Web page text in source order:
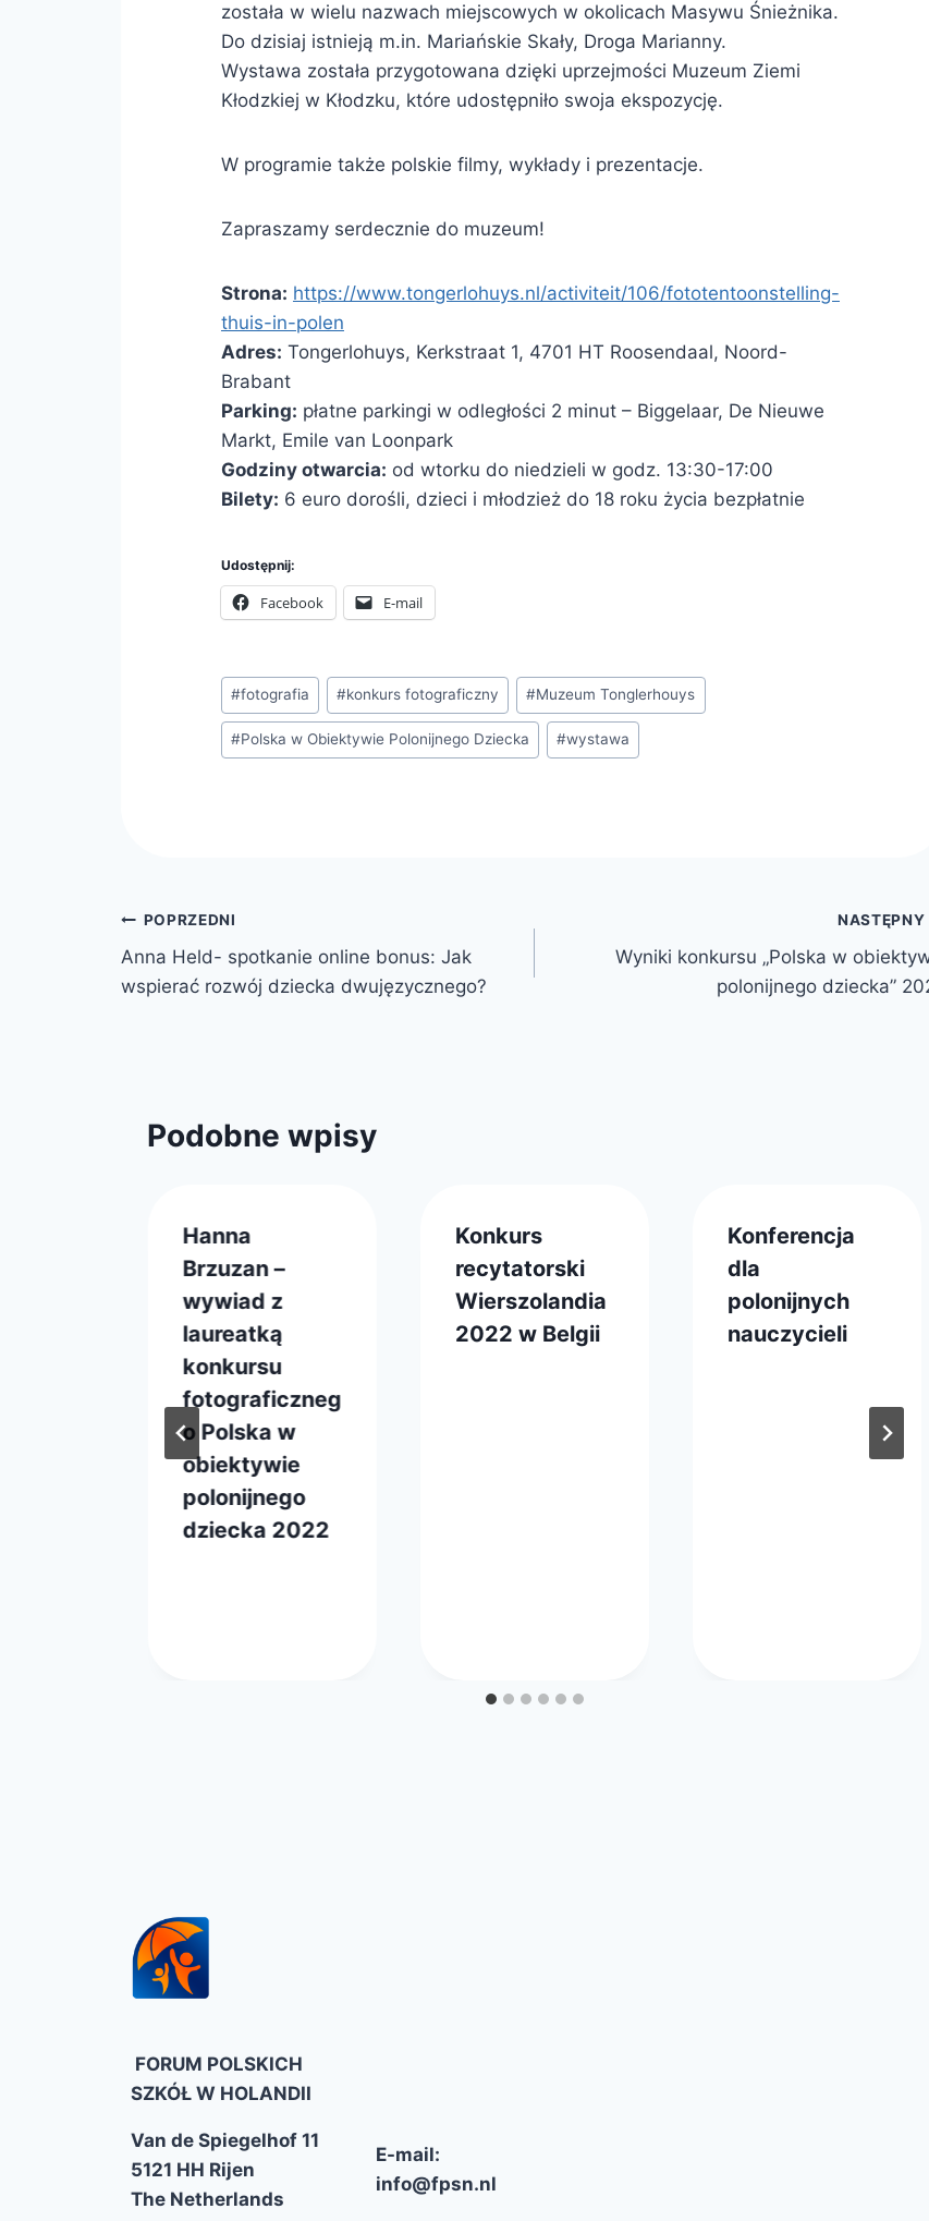
została w wielu nazwach miejscowych w okolicach Masywu Śnieżnika.
Do dzisiaj istnieją m.in. Mariańskie Skały, Droga Marianny.
Wystawa została przygotowana dzięki uprzejmości Muzeum Ziemi
Kłodzkiej w Kłodzku, które udostępniło swoja ekspozycję.
W programie także polskie filmy, wykłady i prezentacje.
Zapraszamy serdecznie do muzeum!
Strona: https://www.tongerlohuys.nl/activiteit/106/fototentoonstelling-
thuis-in-polen
Adres: Tongerlohuys, Kerkstraat 1, 4701 HT Roosendaal, Noord-
Brabant
Parking: płatne parkingi w odległości 2 minut – Biggelaar, De Nieuwe
Markt, Emile van Loonpark
Godziny otwarcia: od wtorku do niedzieli w godz. 13:30-17:00
Bilety: 6 euro dorośli, dzieci i młodzież do 18 roku życia bezpłatnie
Udostępnij:
Facebook E-mail
Tagi
wpisu:
#fotografia #konkurs fotograficzny #Muzeum Tonglerhouys
#Polska w Obiektywie Polonijnego Dziecka #wystawa
Nawigacja
wpisu
POPRZEDNI
Anna Held- spotkanie online bonus: Jak
wspierać rozwój dziecka dwujęzycznego?
NASTĘPNY
Wyniki konkursu „Polska w
polonijnego dziecka”
Podobne wpisy
Hanna
Brzuzan –
wywiad z
laureatką
konkursu
fotograficzneg
o Polska w
obiektywie
polonijnego
dziecka 2022
Konkurs
recytatorski
Wierszolandia
2022 w Belgii
Konferencja
dla
polonijnych
nauczycieli
FORUM POLSKICH
SZKÓŁ W HOLANDII
Van de Spiegelhof 11
5121 HH Rijen
The Netherlands
E-mail:
info@fpsn.nl